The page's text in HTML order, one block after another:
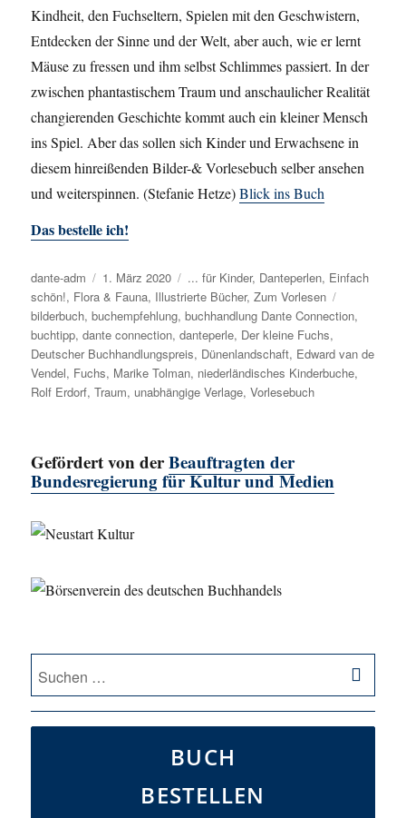
Kindheit, den Fuchseltern, Spielen mit den Geschwistern,
Entdecken der Sinne und der Welt, aber auch, wie er lernt
Mäuse zu fressen und ihm selbst Schlimmes passiert. In der
zwischen phantastischem Traum und anschaulicher Realität
changierenden Geschichte kommt auch ein kleiner Mensch
ins Spiel. Aber das sollen sich Kinder und Erwachsene in
diesem hinreißenden Bilder-& Vorlesebuch selber ansehen
und weiterspinnen. (Stefanie Hetze)Blick ins Buch
Das bestelle ich!
Autor
dante-adm
Veröffentlicht
am
1. März 2020 Kategorien
... für Kinder, Danteperlen, Einfach
schön!, Flora & Fauna, Illustrierte Bücher,Zum Vorlesen
bilderbuch,buchempfehlung,buchhandlung Dante Connection,
buchtipp,dante connection,danteperle, Der kleine Fuchs,
Deutscher Buchhandlungspreis, Dünenlandschaft, Edward van de
Vendel, Fuchs, Marike Tolman, niederländisches Kinderbuche,
Rolf Erdorf,Traum, unabhängige Verlage,Vorlesebuch
Gefördert von derBeauftragten der
Bundesregierung für Kultur und Medien
Suche
nach:
BUCH
BESTELLEN